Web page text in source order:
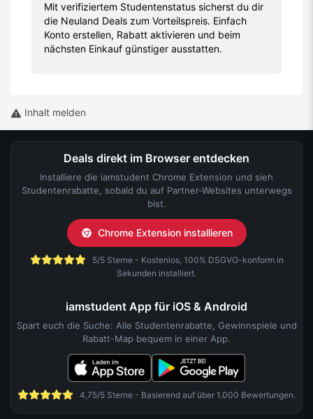
Mit verifiziertem Studentenstatus sicherst du dir
die Neuland Deals zum Vorteilspreis. Einfach
Konto erstellen, Rabatt aktivieren und beim
nächsten Einkauf günstiger ausstatten.
Inhalt melden
Deals direkt im Browser entdecken
Installiere die iamstudent Chrome Extension und sieh
Studentenrabatte, sobald du auf Partner-Websites unterwegs
bist.
Chrome Extension installieren
5/5 Sterne - Kostenlos, 100% DSGVO-konform in
Sekunden installiert.
iamstudent App für iOS & Android
Spart euch die Suche: Alle Studentenrabatte, Gewinnspiele und
Rabatt-Map bequem in einer App.
4,75/5 Sterne - Basierend auf über 1.000 Bewertungen.